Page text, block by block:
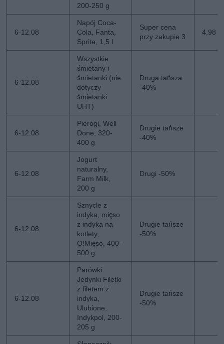
200-250 g
6-12.08
Napój Coca-
Cola, Fanta,
Sprite, 1,5 l
Super cena
przy zakupie 3
4,98
6-12.08
Wszystkie
śmietany i
śmietanki (nie
dotyczy
śmietanki
UHT)
Druga tańsza
-40%
6-12.08
Pierogi, Well
Done, 320-
400 g
Drugie tańsze
-40%
6-12.08
Jogurt
naturalny,
Farm Milk,
200 g
Drugi -50%
6-12.08
Sznycle z
indyka, mięso
z indyka na
kotlety,
O!Mięso, 400-
500 g
Drugie tańsze
-50%
6-12.08
Parówki
Jedynki Filetki
z filetem z
indyka,
Ulubione,
Indykpol, 200-
205 g
Drugie tańsze
-50%